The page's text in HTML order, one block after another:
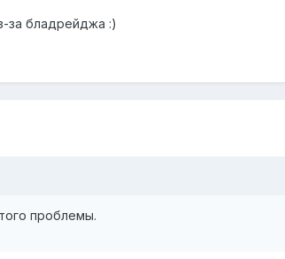
за бладрейджа :)
проблемы.